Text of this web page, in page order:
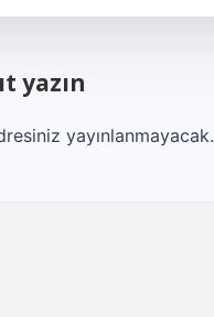
yazın
yayınlanmayacak.